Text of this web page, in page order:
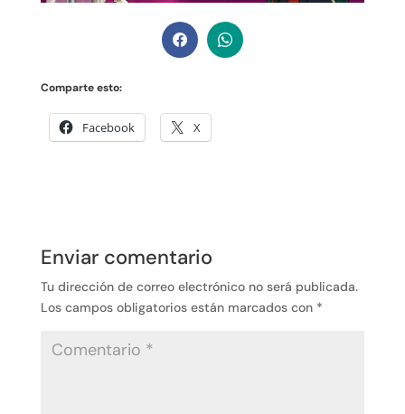
Comparte esto:
Facebook X
Enviar comentario
Tu dirección de correo electrónico no será publicada.
Los campos obligatorios están marcados con *